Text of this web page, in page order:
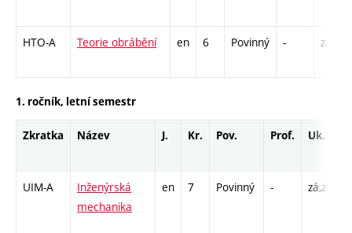
HTO-A Teorie obrábění en 6 Povinný - zá,zk
1. ročník, letní semestr
Zkratka Název J. Kr. Pov. Prof. Uk.
UIM-A
Inženýrská
mechanika
en 7 Povinný - zá,zk